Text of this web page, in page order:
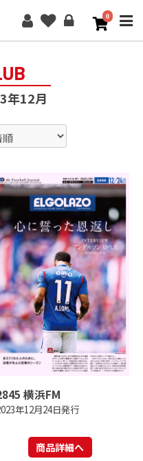
0
年12月
横浜FM
年12月24日発行
商品詳細へ